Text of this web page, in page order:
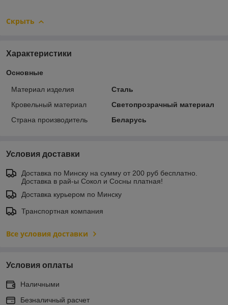
Скрыть
Характеристики
Основные
Материал изделия
Сталь
Кровельный материал
Светопрозрачный материал
Страна производитель
Беларусь
Условия доставки
Доставка по Минску на сумму от 200 руб бесплатно.
Доставка в рай-ы Сокол и Сосны платная!
Доставка курьером по Минску
Транспортная компания
Все условия доставки
Условия оплаты
Наличными
Безналичный расчет